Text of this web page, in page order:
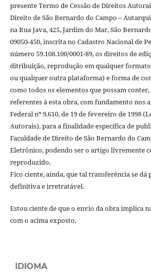
presente Termo de Cessão de Direitos
Direito de São Bernardo do Campo –
na Rua Java, 425, Jardim do Mar, São
09050-450, inscrita no Cadastro Nacional de
número 59.108.100/0001-89, os direitos de
ditribuição, reprodução em qualquer
ou qualquer outra plataforma) e forma de
como todos os elementos que possam
referentes à esta obra, com fundamento nos
Federal nº 9.610, de 19 de fevereiro de 1998
Autorais), para a finalidade específica de
Faculdade de Direito de São Bernardo do
Eletrônico, podendo ser o artigo livremente
reproduzido.
Fico ciente, ainda, que tal transferência se
definitiva e irretratável.
Estou ciente de que o envio da obra implica
com o acima exposto.
IDIOMA